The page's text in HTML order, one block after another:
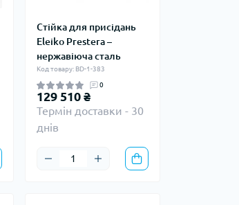
Стійка для присідань
Eleiko Prestera –
нержавіюча сталь
Код товару: BD-1-383
0
129 510 ₴
Термін доставки - 30
днів